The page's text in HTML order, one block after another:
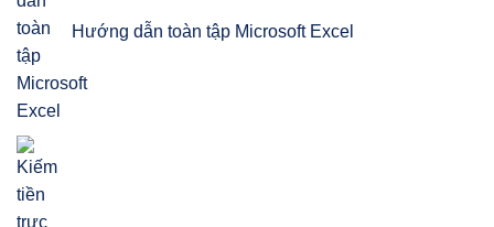
Hướng dẫn toàn tập Microsoft Excel